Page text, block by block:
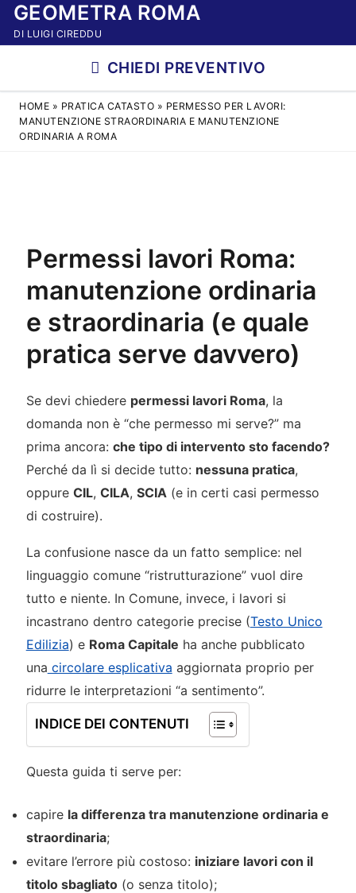
VaiGEOMETRA ROMA
DI LUIGI CIREDDU
CHIEDI PREVENTIVO
HOME » PRATICA CATASTO » PERMESSO PER LAVORI:
MANUTENZIONE STRAORDINARIA E MANUTENZIONE
ORDINARIA A ROMA
Permessi lavori Roma:
manutenzione ordinaria
e straordinaria (e quale
pratica serve davvero)
Se devi chiedere permessi lavori Roma, la
domanda non è “che permesso mi serve?” ma
prima ancora: che tipo di intervento sto facendo?
Perché da lì si decide tutto: nessuna pratica,
oppure CIL, CILA, SCIA (e in certi casi permesso
di costruire).
La confusione nasce da un fatto semplice: nel
linguaggio comune “ristrutturazione” vuol dire
tutto e niente. In Comune, invece, i lavori si
incastrano dentro categorie precise (Testo Unico
Edilizia) e Roma Capitale ha anche pubblicato
una circolare esplicativa aggiornata proprio per
ridurre le interpretazioni “a sentimento”.
INDICE DEI CONTENUTI
Questa guida ti serve per:
capire la differenza tra manutenzione ordinaria e
straordinaria;
evitare l’errore più costoso: iniziare lavori con il
titolo sbagliato(o senza titolo);